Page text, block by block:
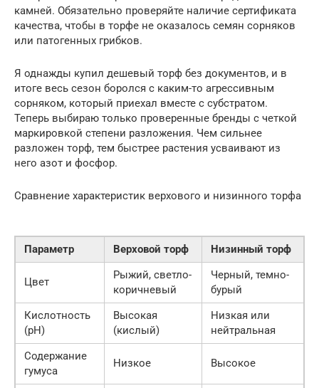
камней. Обязательно проверяйте наличие сертификата
качества, чтобы в торфе не оказалось семян сорняков
или патогенных грибков.
Я однажды купил дешевый торф без документов, и в
итоге весь сезон боролся с каким-то агрессивным
сорняком, который приехал вместе с субстратом.
Теперь выбираю только проверенные бренды с четкой
маркировкой степени разложения. Чем сильнее
разложен торф, тем быстрее растения усваивают из
него азот и фосфор.
Сравнение характеристик верхового и низинного торфа
Параметр Верховой торф Низинный торф
Цвет
Рыжий, светло-
коричневый
Черный, темно-
бурый
Кислотность
(pH)
Высокая
(кислый)
Низкая или
нейтральная
Содержание
гумуса
Низкое Высокое